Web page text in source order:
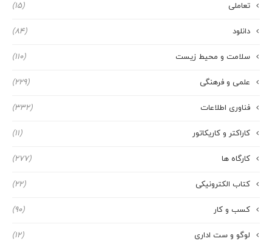
تعاملی (15)
دانلود (84)
سلامت و محیط زیست (110)
علمی و فرهنگی (229)
فناوری اطلاعات (332)
کاراکتر و کاریکاتور (11)
کارگاه ها (277)
کتاب الکترونیکی (22)
کسب و کار (90)
لوگو و ست اداری (12)